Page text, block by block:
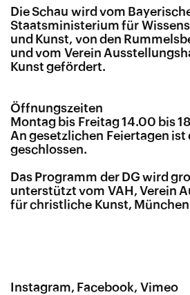
Die Schau wird vom
Staatsministerium für
und Kunst, von den
und vom Verein
Kunst gefördert.
Öffnungszeiten
Montag bis Freitag 14.00 bis
An gesetzlichen Feiertagen ist
geschlossen.
Das Programm der DG wird
unterstützt vom VAH, Verein
für christliche Kunst,
Instagram Facebook Vimeo